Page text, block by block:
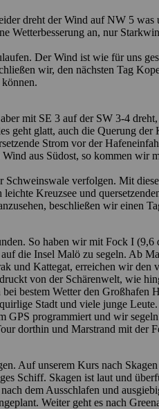
dreht der Wind auf NW 5
Wetterbesserung an, nur
Der Wind ist wie für uns
wir, den nächsten Tag
mit SE 3 auf der SW 3-4
glatt, auch die Querung
Strom vor der
aus Südost, so kommen
verfolgen. Mit
Kreuzsee und
beschließen wir einen
So haben wir mit Fock I (9,6
die Insel Malö zu segeln. Ab
und Kattegat, erreichen wir den
von der Schärenwelt, wie
bestem Wetter den
Stadt und viele junge
programmiert und wir
dorthin und Marstrand mit der
Auf unserem Kurs nach
Schiff. Skagen ist laut und
dem Ausschlafen und
Weiter geht es nach